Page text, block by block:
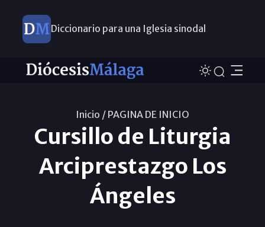
Diccionario para una Iglesia sinodal
Nuevos nombramientos
Inicio / PAGINA DE INICIO
Cursillo de Liturgia
Arciprestazgo Los
Ángeles